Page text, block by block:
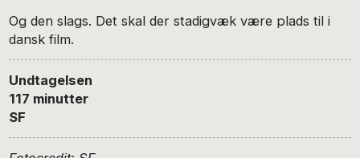
Og den slags. Det skal der stadigvæk være plads til i
dansk film.
Undtagelsen
117 minutter
SF